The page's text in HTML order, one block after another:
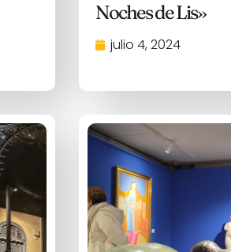
Noches de Lis»
julio 4, 2024